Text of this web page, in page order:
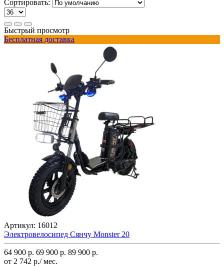
Сортировать:
Быстрый просмотр
Бесплатная доставка
Артикул: 16012
Электровелосипед Сянчу Monster 20
64 900 р. 69 900 р. 89 900 р.
от 2 742 р./ мес.